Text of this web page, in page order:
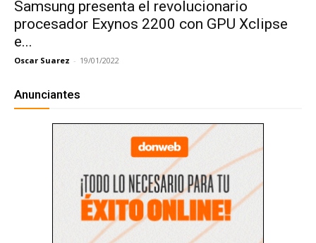
Samsung presenta el revolucionario
procesador Exynos 2200 con GPU Xclipse
e...
Oscar Suarez - 19/01/2022
Anunciantes